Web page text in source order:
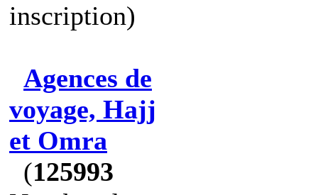
inscription)
Agences de
voyage, Hajj
et Omra
(125993